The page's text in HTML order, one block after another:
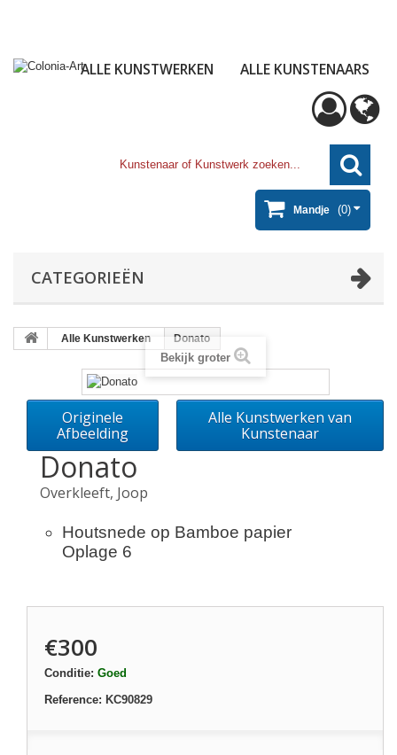
ALLE KUNSTWERKEN ALLE KUNSTENAARS
Mandje (0)
CATEGORIEËN
Alle Kunstwerken Donato
Bekijk groter
Originele
Afbeelding
Alle Kunstwerken van
Kunstenaar
Donato
Overkleeft, Joop
Houtsnede op Bamboe papier
Oplage 6
€300
Conditie: Goed
Reference: KC90829